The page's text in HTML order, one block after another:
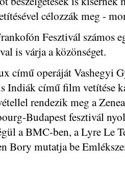
célozzák meg -
Fesztivál számos
is várja a közönséget.
című operáját Vashegyi
Indiák című film vetítése
rendezik meg a
Budapest fesztivál
a BMC-ben, a Lyre Le
Bory mutatja be